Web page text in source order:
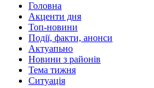
Головна
Акценти дня
Топ-новини
Події, факти, анонси
Актуапьно
Новини з районів
Тема тижня
Ситуація